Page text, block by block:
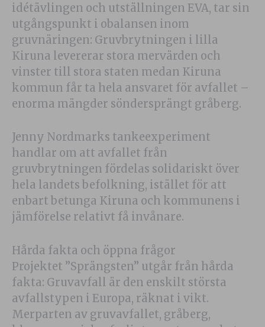
idétävlingen och utställningen EVA, tar sin
utgångspunkt i obalansen inom
gruvnäringen: Gruvbrytningen i lilla
Kiruna levererar stora mervärden och
vinster till stora staten medan Kiruna
kommun får ta hela ansvaret för avfallet –
enorma mängder söndersprängt gråberg.
Jenny Nordmarks tankeexperiment
handlar om att avfallet från
gruvbrytningen fördelas solidariskt över
hela landets befolkning, istället för att
enbart betunga Kiruna och kommunens i
jämförelse relativt få invånare.
Hårda fakta och öppna frågor
Projektet ”Sprängsten” utgår från hårda
fakta: Gruvavfall är den enskilt största
avfallstypen i Europa, räknat i vikt.
Merparten av gruvavfallet, gråberg,